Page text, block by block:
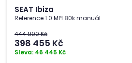
SEAT Ibiza
Reference 1.0 MPI 80k manuál
444 900 Kč
398 455 Kč
Sleva: 46 445 Kč